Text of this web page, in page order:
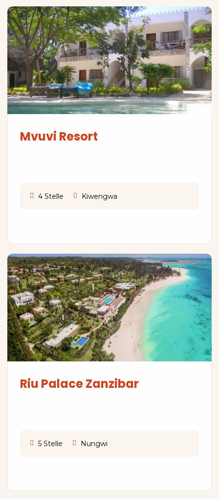
Mvuvi Resort
4 Stelle Kiwengwa
Riu Palace Zanzibar
5 Stelle Nungwi